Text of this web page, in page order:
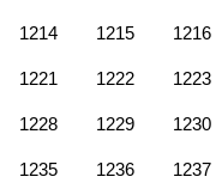
1214 1215 1216
1221 1222 1223
1228 1229 1230
1235 1236 1237